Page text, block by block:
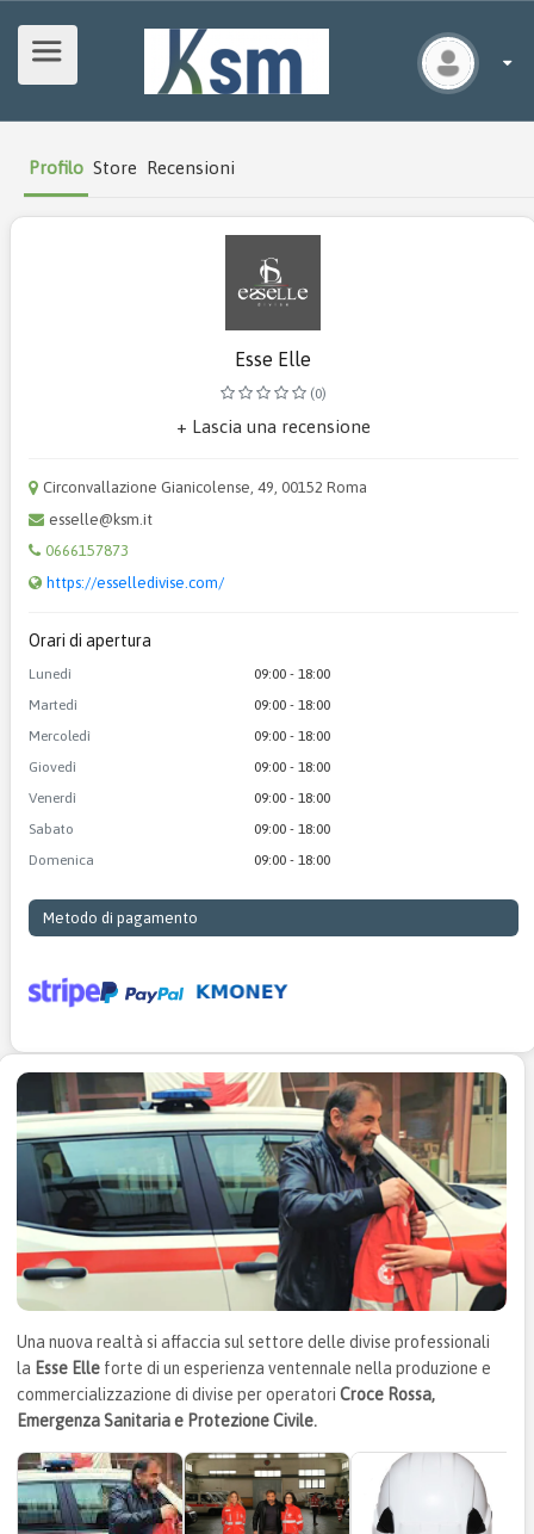
Profilo Store Recensioni
Esse Elle
(0)
+ Lascia una recensione
Circonvallazione Gianicolense, 49, 00152 Roma
esselle@ksm.it
0666157873
https://esselledivise.com/
Orari di apertura
Lunedì
09:00 - 18:00
Martedì
09:00 - 18:00
Mercoledì
09:00 - 18:00
Giovedì
09:00 - 18:00
Venerdì
09:00 - 18:00
Sabato
09:00 - 18:00
Domenica
09:00 - 18:00
Metodo di pagamento
Una nuova realtà si affaccia sul settore delle divise professionali
la Esse Elleforte di un esperienza ventennale nella produzione e
commercializzazione di divise per operatori Croce Rossa,
Emergenza Sanitaria e Protezione Civile.